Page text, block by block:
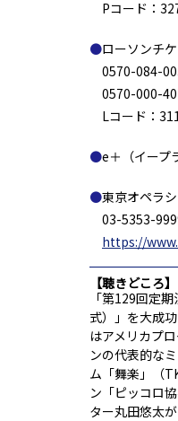
Pコード：
ローソンチ
0570-084-
0570-000-
Lコード：
e＋（イープ
東京オペラ
03-5353-
https://
聴きどころ
「第129回定
式）」を大成
はアメリカプ
ンの代表的な
ム「舞楽」（
ン「ピッコロ
ター丸田悠太